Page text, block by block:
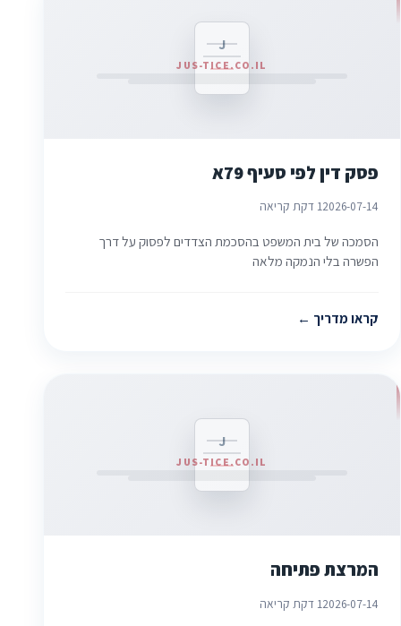
J
JUS-TICE.CO.IL
פסק דין לפי סעיף 79א
2026-07-141 דקת קריאה
הסמכה של בית המשפט בהסכמת הצדדים לפסוק על דרך
הפשרה בלי הנמקה מלאה
קראו מדריך
J
JUS-TICE.CO.IL
המרצת פתיחה
2026-07-141 דקת קריאה